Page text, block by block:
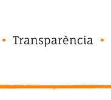
Transparència